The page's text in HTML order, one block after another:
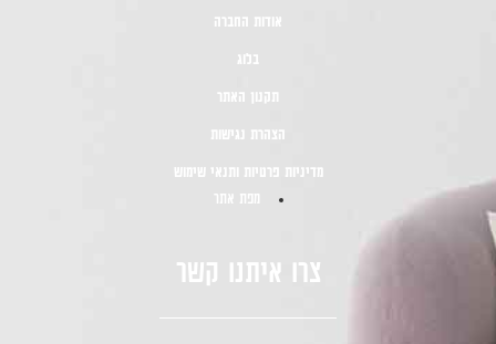
אודות החברה
בלוג
תקנון האתר
הצהרת נגישות
מדיניות פרטיות ותנאי שימוש
מפת אתר
צרו איתנו קשר